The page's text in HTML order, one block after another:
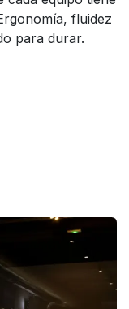
fluidez
para durar.